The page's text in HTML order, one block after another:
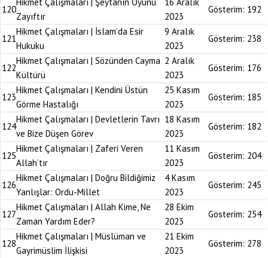
120
Zayıftır
2023
Gösterim: 192
121
Hikmet Çalışmaları | İslam’da Esir
Hukuku
9 Aralık
2023
Gösterim: 238
122
Hikmet Çalışmaları | Sözünden Cayma
Kültürü
2 Aralık
2023
Gösterim: 176
123
Hikmet Çalışmaları | Kendini Üstün
Görme Hastalığı
25 Kasım
2023
Gösterim: 185
124
Hikmet Çalışmaları | Devletlerin Tavrı
ve Bize Düşen Görev
18 Kasım
2023
Gösterim: 182
125
Hikmet Çalışmaları | Zaferi Veren
Allah’tır
11 Kasım
2023
Gösterim: 204
126
Hikmet Çalışmaları | Doğru Bildiğimiz
Yanlışlar: Ordu-Millet
4 Kasım
2023
Gösterim: 245
127
Hikmet Çalışmaları | Allah Kime, Ne
Zaman Yardım Eder?
28 Ekim
2023
Gösterim: 254
128
Hikmet Çalışmaları | Müslüman ve
Gayrimüslim İlişkisi
21 Ekim
2023
Gösterim: 278